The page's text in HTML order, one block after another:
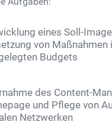
eines Soll-
von Maßnahmen
Budgets
des Content-
und Pflege von
Netzwerken